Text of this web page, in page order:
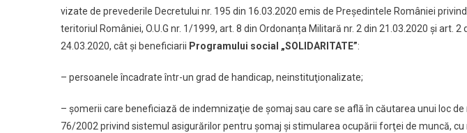
vizate de prevederile Decretului nr. 195 din 16.03.2020 emis de Președintele României
teritoriul României, O.U.G nr. 1/1999, art. 8 din Ordonanța Militară nr. 2 din 21.03.2020 și art. 2
24.03.2020, cât și beneficiarii Programului social „SOLIDARITATE”:
– persoanele încadrate într-un grad de handicap, neinstituţionalizate;
– şomerii care beneficiază de indemnizaţie de şomaj sau care se află în căutarea unui loc
76/2002 privind sistemul asigurărilor pentru şomaj şi stimularea ocupării forţei de muncă,